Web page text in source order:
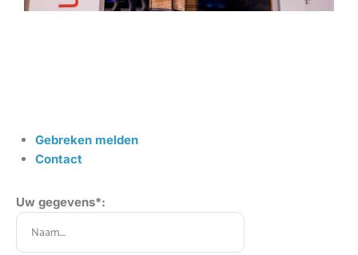
Gebreken melden
Contact
Uw gegevens*: